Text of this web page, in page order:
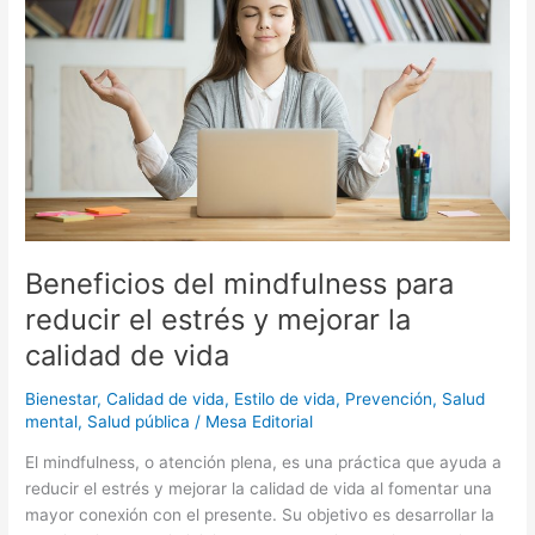
Beneficios del mindfulness para
reducir el estrés y mejorar la
calidad de vida
Bienestar,Calidad de vida, Estilo de vida, Prevención, Salud
mental, Salud pública / Mesa Editorial
El mindfulness, o atención plena, es una práctica que ayuda a
reducir el estrés y mejorar la calidad de vida al fomentar una
mayor conexión con el presente. Su objetivo es desarrollar la
para
reducir
el
estrés
la
calidad
de
vida